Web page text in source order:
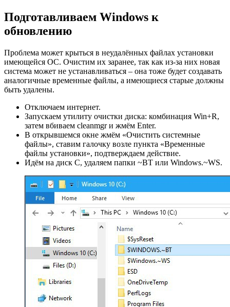
Подготавливаем Windows к
обновлению
Проблема может крыться в неудалённых файлах установки
имеющейся ОС. Очистим их заранее, так как из-за них новая
система может не устанавливаться – она тоже будет создавать
аналогичные временные файлы, а имеющиеся старые должны
быть удалены.
Отключаем интернет.
Запускаем утилиту очистки диска: комбинация Win+R,
затем вбиваем cleanmgr и жмём Enter.
В открывшемся окне жмём «Очистить системные
файлы», ставим галочку возле пункта «Временные
файлы установки», подтверждаем действие.
Идём на диск C, удаляем папки ~BT или Windows.~WS.